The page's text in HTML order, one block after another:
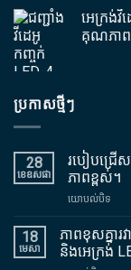
អេក្រង់
គុណភាព
ប្រកាសថ្មីៗ
28
ខេឧសផា
របៀបជ្រើ
ភាពខ្ពស់។
យោបល់បិទ
ជ្រើ
ក្រុម
ហ៊ុន
18
មេសា
ភាពខុសគ្នារ
និងអេក្រង់